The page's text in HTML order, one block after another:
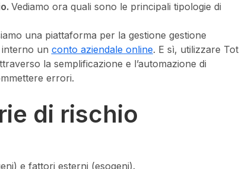
Vediamo ora quali sono le principali tipologie di
una piattaforma per la gestione gestione
un conto aziendale online. E sì, utilizzare Tot
la semplificazione e l’automazione di
errori.
di rischio
e fattori esterni (esogeni).